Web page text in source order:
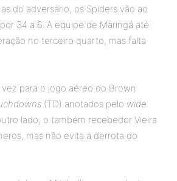
do adversário, os Spiders vão ao
34 a 6. A equipe de Maringá até
no terceiro quarto, mas falta
para o jogo aéreo do Brown
(TD) anotados pelo wide
lado, o também recebedor Vieira
mas não evita a derrota do